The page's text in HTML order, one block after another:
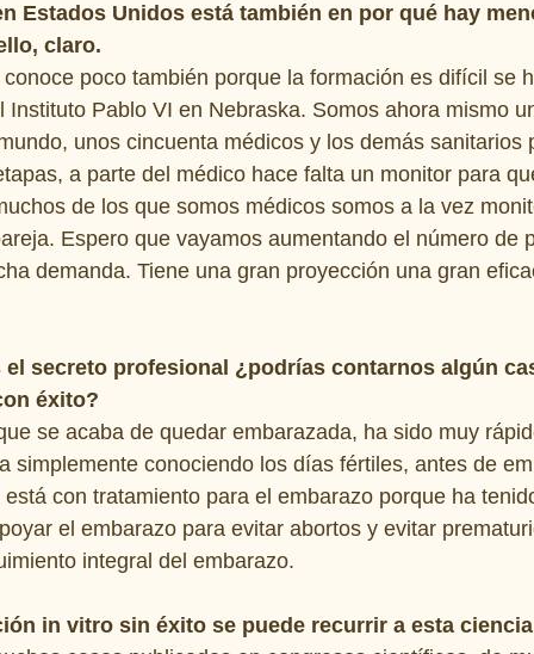
Estados Unidos está también en por qué hay
claro.
poco también porque la formación es difícil se
Instituto Pablo VI en Nebraska. Somos ahora mismo
unos cincuenta médicos y los demás sanitarios
a parte del médico hace falta un monitor para
de los que somos médicos somos a la vez
Espero que vayamos aumentando el número de
demanda. Tiene una gran proyección una gran
el secreto profesional ¿podrías contarnos algún
éxito?
se acaba de quedar embarazada, ha sido muy
simplemente conociendo los días fértiles, antes de
con tratamiento para el embarazo porque ha
el embarazo para evitar abortos y evitar
integral del embarazo.
in vitro sin éxito se puede recurrir a esta